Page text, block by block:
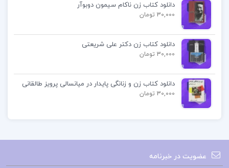
دانلود کتاب زن ناکام سیمون دوبوآر
30,000 تومان
دانلود کتاب زن دکتر علی شریعتی
30,000 تومان
دانلود کتاب زن و زنانگی پایدار در میانسالی پرویز طالقانی
30,000 تومان
عضویت در خبرنامه